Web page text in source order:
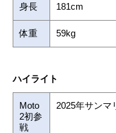
身長 181cm
体重 59kg
ハイライト
Moto
2初参
戦
2025年サンマ